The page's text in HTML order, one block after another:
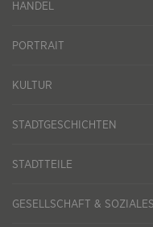
HANDEL
PORTRAIT
KULTUR
STADTGESCHICHTEN
STADTTEILE
GESELLSCHAFT & SOZIALES